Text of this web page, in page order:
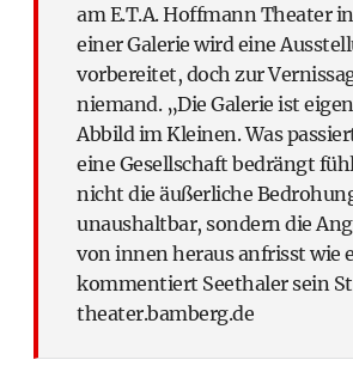
am E.T.A. Hoffmann Theater
einer Galerie wird eine
vorbereitet, doch zur
niemand. „Die Galerie ist
Abbild im Kleinen. Was
eine Gesellschaft bedrängt
nicht die äußerliche
unaushaltbar, sondern die
von innen heraus anfrisst wie
kommentiert Seethaler sein
theater.bamberg.de